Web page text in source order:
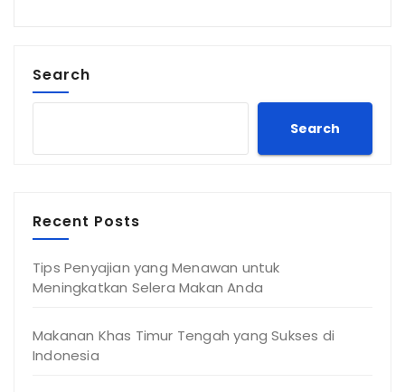
Search
Search
Recent Posts
Tips Penyajian yang Menawan untuk
Meningkatkan Selera Makan Anda
Makanan Khas Timur Tengah yang Sukses di
Indonesia